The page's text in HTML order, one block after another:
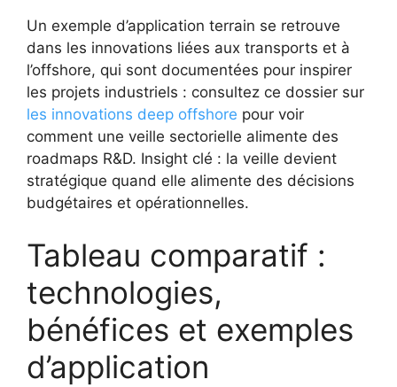
Un exemple d’application terrain se retrouve
dans les innovations liées aux transports et à
l’offshore, qui sont documentées pour inspirer
les projets industriels : consultez ce dossier sur
les innovations deep offshore pour voir
comment une veille sectorielle alimente des
roadmaps R&D. Insight clé : la veille devient
stratégique quand elle alimente des décisions
budgétaires et opérationnelles.
Tableau comparatif :
technologies,
bénéfices et exemples
d’application